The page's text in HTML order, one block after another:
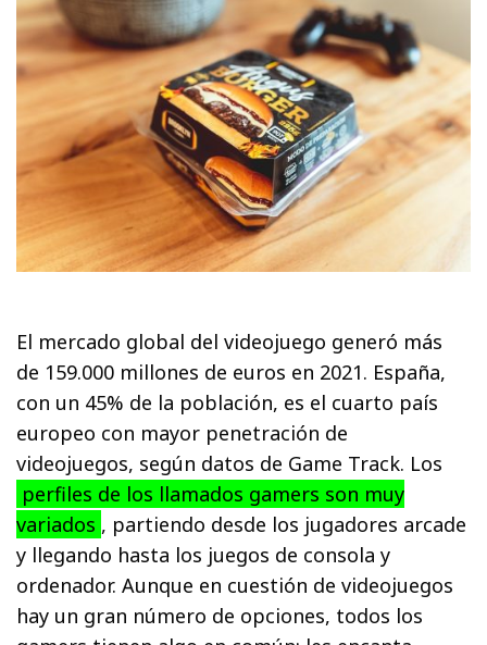
El mercado global del videojuego generó más
de 159.000 millones de euros en 2021. España,
con un 45% de la población, es el cuarto país
europeo con mayor penetración de
videojuegos, según datos de Game Track. Los
perfiles de los llamados gamers son muy
variados , partiendo desde los jugadores arcade
y llegando hasta los juegos de consola y
ordenador. Aunque en cuestión de videojuegos
hay un gran número de opciones, todos los